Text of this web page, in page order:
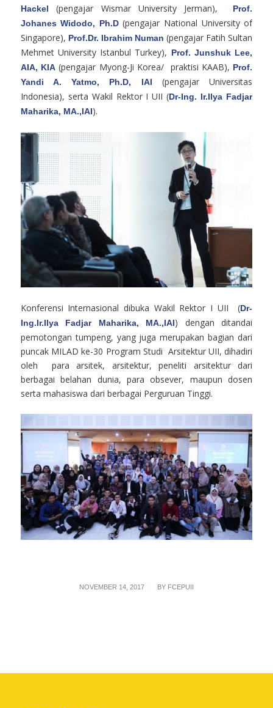
Hackel (pengajar Wismar University Jerman),
Prof.
Johanes Widodo, Ph.D(pengajar National University of
Singapore), Prof.Dr. Ibrahim Numan (pengajar Fatih Sultan
Mehmet University Istanbul Turkey), Prof. Junshuk Lee,
AIA, KIA(pengajar Myong-Ji Korea/ praktisi KAAB), Prof.
Yandi A. Yatmo, Ph.D, IAI
(pengajar Universitas
Indonesia), serta Wakil Rektor I UII (Dr-Ing. Ir.Ilya Fadjar
Maharika, MA.,IAI).
Konferensi Internasional dibuka Wakil Rektor I UII (Dr-
Ing.Ir.Ilya Fadjar Maharika, MA.,IAI) dengan ditandai
pemotongan tumpeng, yang juga merupakan bagian dari
puncak MILAD ke-30 Program Studi Arsitektur UII, dihadiri
oleh para arsitek, arsitektur, peneliti arsitektur dari
berbagai belahan dunia, para obsever, maupun dosen
serta mahasiswa dari berbagai Perguruan Tinggi.
NOVEMBER 14, 2017
/ BY FCEPUII